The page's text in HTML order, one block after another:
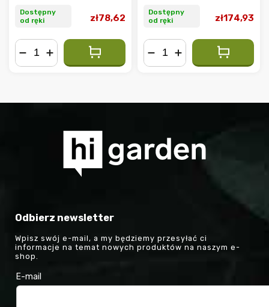
Dostępny
od ręki
zł78,62
Dostępny
od ręki
zł174,93
Odbierz newsletter
Wpisz swój e-mail, a my będziemy przesyłać ci
informacje na temat nowych produktów na naszym e-
shop.
E-mail